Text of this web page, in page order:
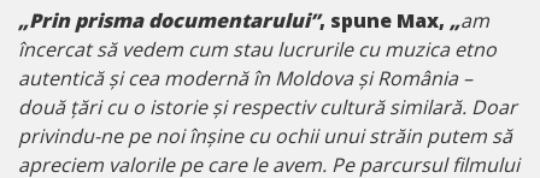
„Prin prisma documentarului”, spune Max, „am
încercat să vedem cum stau lucrurile cu muzica etno
autentică și cea modernă în Moldova și România –
două țări cu o istorie și respectiv cultură similară. Doar
privindu-ne pe noi înșine cu ochii unui străin putem să
apreciem valorile pe care le avem. Pe parcursul filmului